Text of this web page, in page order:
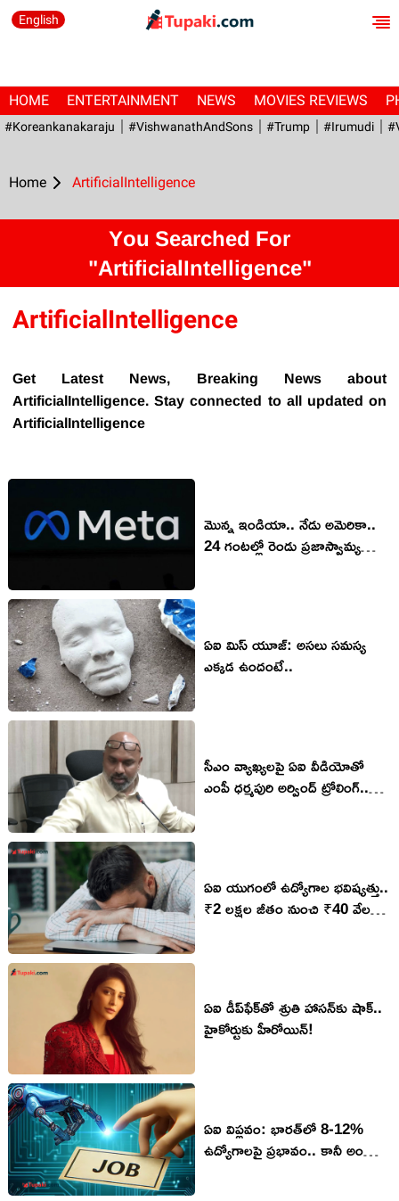
English
HOME ENTERTAINMENT NEWS MOVIES REVIEWS
#Koreankanakaraju #VishwanathAndSons #Trump #irumudi
Home ArtificialIntelligence
You Searched For
"ArtificialIntelligence"
ArtificialIntelligence
Get Latest News, Breaking News about
ArtificialIntelligence. Stay connected to all updated on
ArtificialIntelligence
మొన్న ఇండియా.. నేడు అమెరికా..
24 గంటల్లో రెండు ప్రజాస్వామ్య
ఏఐ మిస్ యూజ్: అసలు సమస్య
ఎక్కడ ఉందంటే..
సీఎం వ్యాఖ్యలపై ఏఐ వీడియోతో
ఎంపీ ధర్మపురి అర్వింద్ ట్రోలింగ్..
ఏఐ యుగంలో ఉద్యోగాల భవిష్యత్తు..
₹2 లక్షల జీతం నుంచి ₹40 వేలకు
ఏఐ డీప్‌ఫేక్‌తో శ్రుతి హాసన్‌కు షాక్..
హైకోర్టుకు హీరోయిన్!
ఏఐ విప్లవం: భారత్‌లో 8-12%
ఉద్యోగాలపై ప్రభావం.. కానీ అంతా